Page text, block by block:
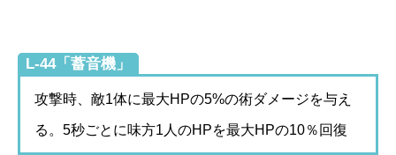
L-44「蓄音機」
攻撃時、敵1体に最大HPの5%の術ダメージを与え
る。5秒ごとに味方1人のHPを最大HPの10％回復